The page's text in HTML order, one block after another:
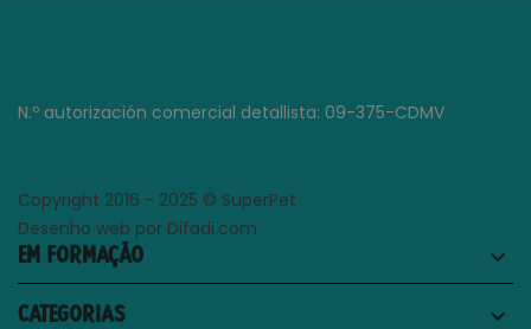
N.º autorización comercial detallista: 09-375-CDMV
Copyright 2016 - 2025 © SuperPet
Desenho web por Difadi.com
EM FORMAÇÃO keyboard_arrow_down
CATEGORIAS keyboard_arrow_down